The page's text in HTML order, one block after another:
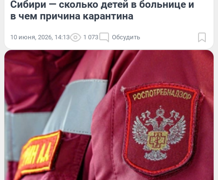
Сибири — сколько детей в больнице и
в чем причина карантина
10 июня, 2026, 14:13 1 073 Обсудить